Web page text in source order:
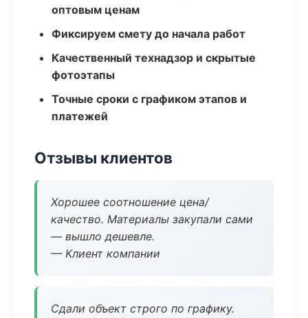
оптовым ценам
Фиксируем смету до начала работ
Качественный технадзор и скрытые
фотоэтапы
Точные сроки с графиком этапов и
платежей
Отзывы клиентов
Хорошее соотношение цена/
качество. Материалы закупали сами
— вышло дешевле.
— Клиент компании
Сдали объект строго по графику.